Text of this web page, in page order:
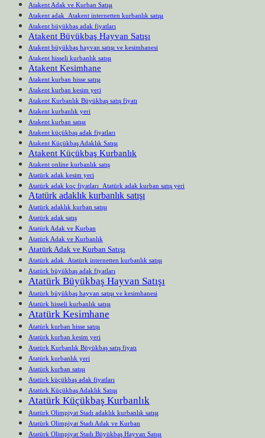
Atakent Adak ve Kurban Satışı
Atakent adak Atakent internetten kurbanlık satışı
Atakent büyükbaş adak fiyatları
Atakent Büyükbaş Hayvan Satışı
Atakent büyükbaş hayvan satışı ve kesimhanesi
Atakent hisseli kurbanlık satışı
Atakent Kesimhane
Atakent kurban hisse satışı
Atakent kurban kesim yeri
Atakent Kurbanlık Büyükbaş satış fiyatı
Atakent kurbanlık yeri
Atakent kurban satışı
Atakent küçükbaş adak fiyatları
Atakent Küçükbaş Adaklık Satışı
Atakent Küçükbaş Kurbanlık
Atakent online kurbanlık satış
Atatürk adak kesim yeri
Atatürk adak koç fiyatları Atatürk adak kurban satış yeri
Atatürk adaklık kurbanlık satışı
Atatürk adaklık kurban satışı
Atatürk adak satış
Atatürk Adak ve Kurban
Atatürk Adak ve Kurbanlık
Atatürk Adak ve Kurban Satışı
Atatürk adak Atatürk internetten kurbanlık satışı
Atatürk büyükbaş adak fiyatları
Atatürk Büyükbaş Hayvan Satışı
Atatürk büyükbaş hayvan satışı ve kesimhanesi
Atatürk hisseli kurbanlık satışı
Atatürk Kesimhane
Atatürk kurban hisse satışı
Atatürk kurban kesim yeri
Atatürk Kurbanlık Büyükbaş satış fiyatı
Atatürk kurbanlık yeri
Atatürk kurban satışı
Atatürk küçükbaş adak fiyatları
Atatürk Küçükbaş Adaklık Satışı
Atatürk Küçükbaş Kurbanlık
Atatürk Olimpiyat Stadı adaklık kurbanlık satışı
Atatürk Olimpiyat Stadı Adak ve Kurban
Atatürk Olimpiyat Stadı Büyükbaş Hayvan Satışı